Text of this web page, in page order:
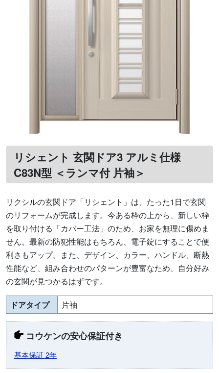
リシェント 玄関ドア3 アルミ仕様
C83N型 ＜ランマ付 片袖＞
リクシルの玄関ドア「リシェント」は、たった1日で玄関
のリフォームが完成します。今ある枠の上から、新しい枠
を取り付ける「カバー工法」のため、お家を無理に傷めま
せん。最新の防犯性能はもちろん、電子錠にすることで便
利さもアップ。また、デザイン、カラー、ハンドル、断熱
性能など、組み合わせのパターンが豊富なため、自分好み
の玄関が見つかるはずです。
ドアタイプ 片袖
コウケンの安心保証付き
基本保証 2年